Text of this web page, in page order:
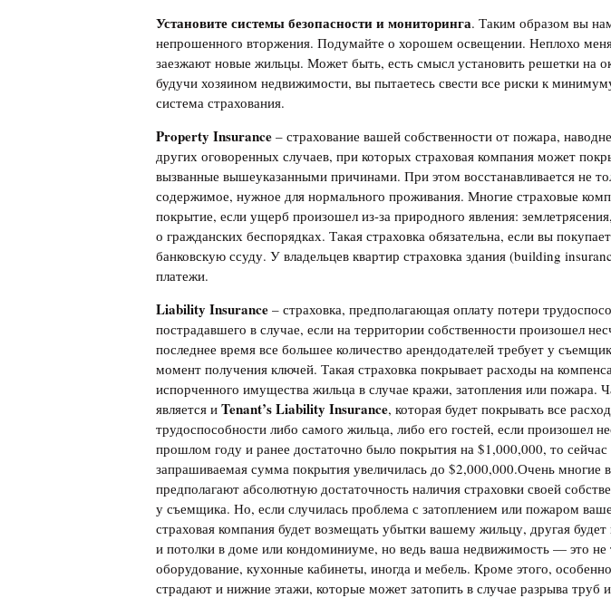
Установите системы безопасности и мониторинга. Таким образом вы
непрошенного вторжения. Подумайте о хорошем освещении. Неплохо
заезжают новые жильцы. Может быть, есть смысл установить решетки на
будучи хозяином недвижимости, вы пытаетесь свести все риски к
система страхования.
Property Insurance – страхование вашей собственности от пожара,
других оговоренных случаев, при которых страховая компания может
вызванные вышеуказанными причинами. При этом восстанавливается не
содержимое, нужное для нормального проживания. Многие страховые
покрытие, если ущерб произошел из-за природного явления:
о гражданских беспорядках. Такая страховка обязательна, если вы
банковскую ссуду. У владельцев квартир страховка здания (building
платежи.
Liability Insurance – страховка, предполагающая оплату потери
пострадавшего в случае, если на территории собственности произошел
последнее время все большее количество арендодателей требует у
момент получения ключей. Такая страховка покрывает расходы на
испорченного имущества жильца в случае кражи, затопления или пожара.
является и Tenant’s Liability Insurance, которая будет покрывать все
трудоспособности либо самого жильца, либо его гостей, если произошел
прошлом году и ранее достаточно было покрытия на $1,000,000, то сейчас
запрашиваемая сумма покрытия увеличилась до $2,000,000.Очень многие
предполагают абсолютную достаточность наличия страховки своей
у съемщика. Но, если случилась проблема с затоплением или пожаром
страховая компания будет возмещать убытки вашему жильцу, другая будет
и потолки в доме или кондоминиуме, но ведь ваша недвижимость — это не
оборудование, кухонные кабинеты, иногда и мебель. Кроме этого,
страдают и нижние этажи, которые может затопить в случае разрыва труб